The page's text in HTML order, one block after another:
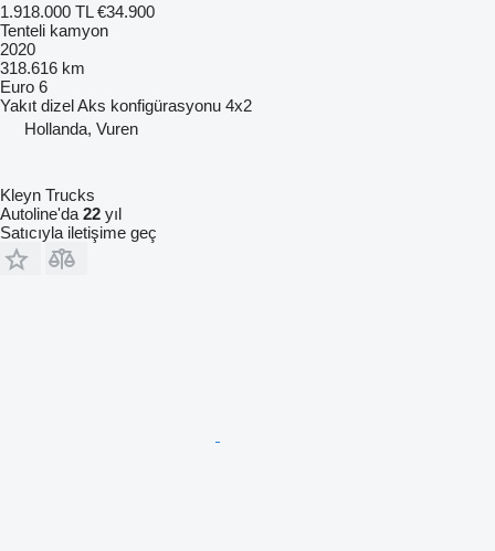
1.918.000 TL €34.900
Tenteli kamyon
2020
318.616 km
Euro 6
Yakıt dizelAks konfigürasyonu 4x2
Hollanda, Vuren
Kleyn Trucks
Autoline'da 22 yıl
Satıcıyla iletişime geç